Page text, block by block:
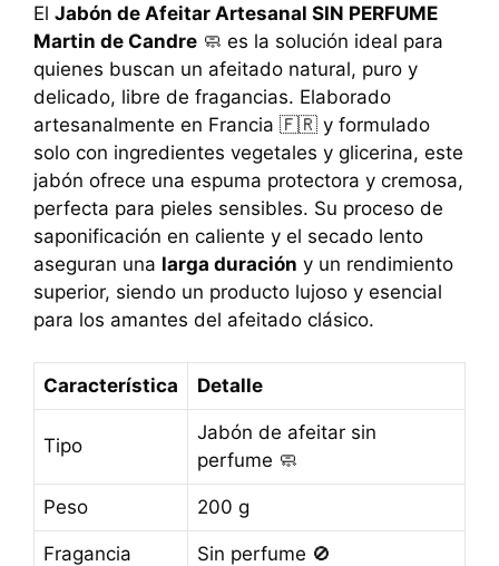
El Jabón de Afeitar Artesanal SIN PERFUME
Martin de Candre 🧼 es la solución ideal para
quienes buscan un afeitado natural, puro y
delicado, libre de fragancias. Elaborado
artesanalmente en Francia 🇫🇷 y formulado
solo con ingredientes vegetales y glicerina, este
jabón ofrece una espuma protectora y cremosa,
perfecta para pieles sensibles. Su proceso de
saponificación en caliente y el secado lento
aseguran una larga duración y un rendimiento
superior, siendo un producto lujoso y esencial
para los amantes del afeitado clásico.
Característica Detalle
Tipo
Jabón de afeitar sin
perfume 🧼
Peso 200 g
Fragancia Sin perfume 🚫